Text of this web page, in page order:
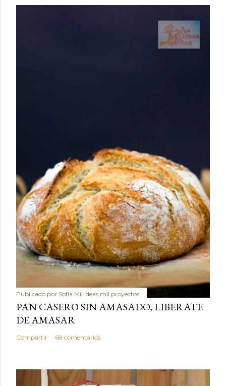
Publicado por Sofía Mil ideas mil proyectos
PAN CASERO SIN AMASADO, LIBERATE
DE AMASAR
Compartir 68 comentarios